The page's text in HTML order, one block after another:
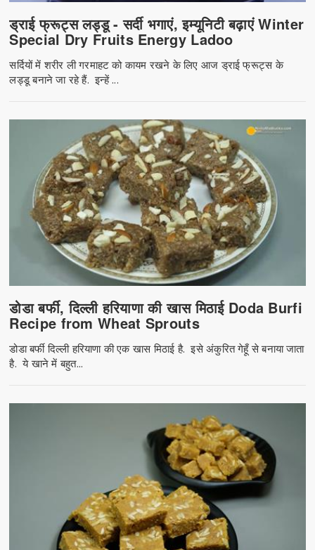
ड्राई फ्रूट्स लड्डू - सर्दी भगाएं, इम्यूनिटी बढ़ाएं Winter
Special Dry Fruits Energy Ladoo
सर्दियों में शरीर ली गरमाहट को कायम रखने के लिए आज ड्राई फ्रूट्स के
लड्डू बनाने जा रहे हैं. इन्हें ...
डोडा बर्फी, दिल्ली हरियाणा की खास मिठाई Doda Burfi
Recipe from Wheat Sprouts
डोडा बर्फी दिल्ली हरियाणा की एक खास मिठाई है. इसे अंकुरित गेहूँ से बनाया जाता
है. ये खाने में बहुत...